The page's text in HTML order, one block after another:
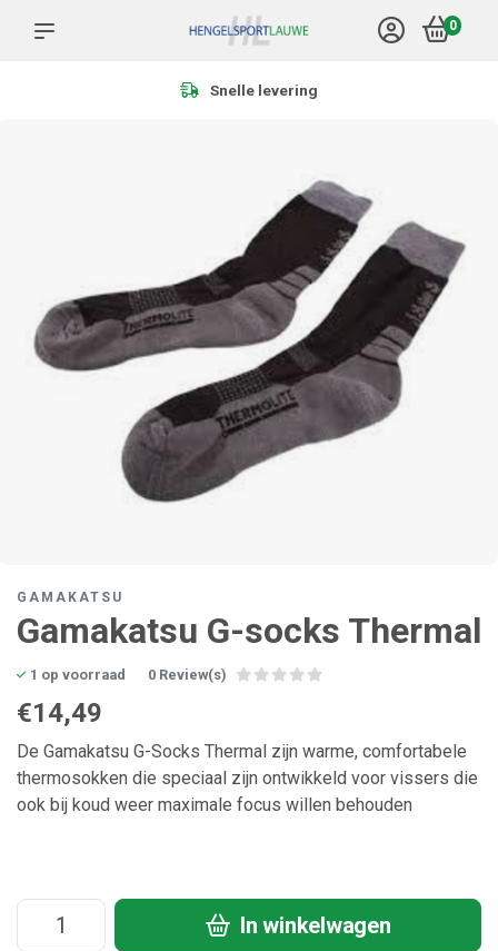
0
Meer dan 1.000 producten
GAMAKATSU
Gamakatsu G-socks Thermal
1 op voorraad 0 Review(s)
€14,49
De Gamakatsu G-Socks Thermal zijn warme, comfortabele
thermosokken die speciaal zijn ontwikkeld voor vissers die
ook bij koud weer maximale focus willen behouden
In winkelwagen